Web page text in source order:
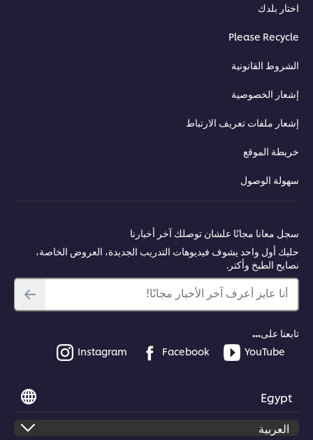
اختار بلدك
Please Recycle
الشروط القانونية
إشعار الخصوصية
إشعار ملفات تعريف الارتباط
خريطة الموقع
سهولة الوصول
سجل معانا مجانًا علشان توصلك آخر أخبارنا
حليك أول واحد يشوف فيديوهات التدريب الجديدة، العروض الخاصة،
نصايح الطبخ وأكتر.
أنا عايز أعرف آخر الأخبار مجانًا!
تابعنا على...
YouTube
Facebook
Instagram
Egypt